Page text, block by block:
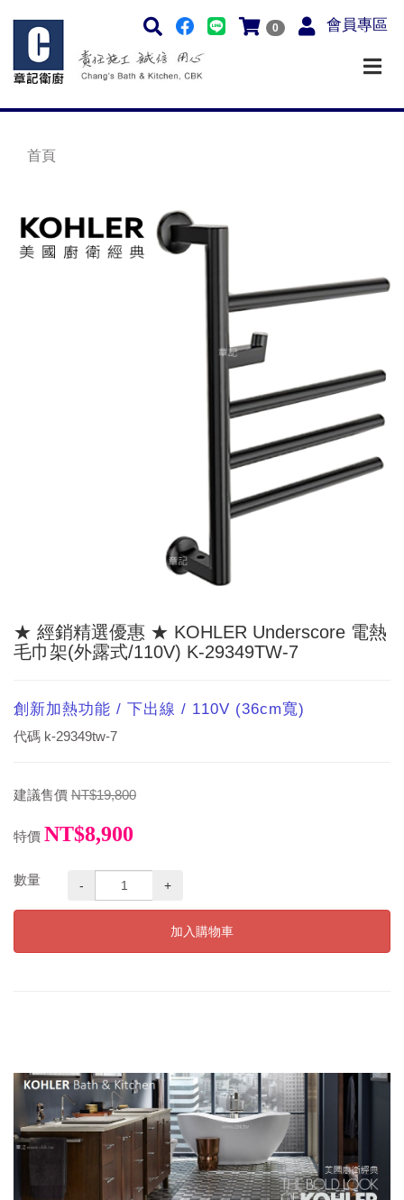
0 會員專區
首頁
★ 經銷精選優惠 ★ KOHLER Underscore 電熱
毛巾架(外露式/110V) K-29349TW-7
創新加熱功能 / 下出線 / 110V (36cm寬)
代碼 k-29349tw-7
建議售價 NT$19,800
特價 NT$8,900
數量 - +
加入購物車